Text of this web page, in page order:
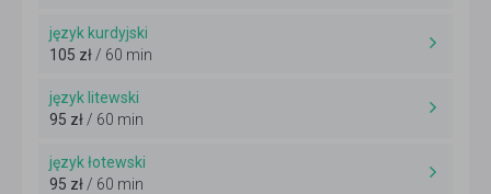
język kurdyjski
105 zł / 60 min
język litewski
95 zł / 60 min
język łotewski
95 zł / 60 min